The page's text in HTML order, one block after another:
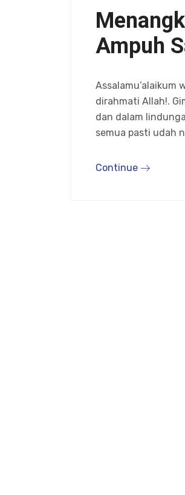
Ampuh
Assalamu’alaikum
dirahmati Allah!.
dan dalam
semua pasti udah
Continue